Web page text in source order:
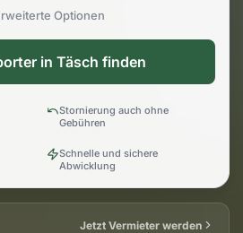
Optionen
in Täsch finden
Stornierung auch ohne
Gebühren
Schnelle und sichere
Abwicklung
Jetzt Vermieter werden